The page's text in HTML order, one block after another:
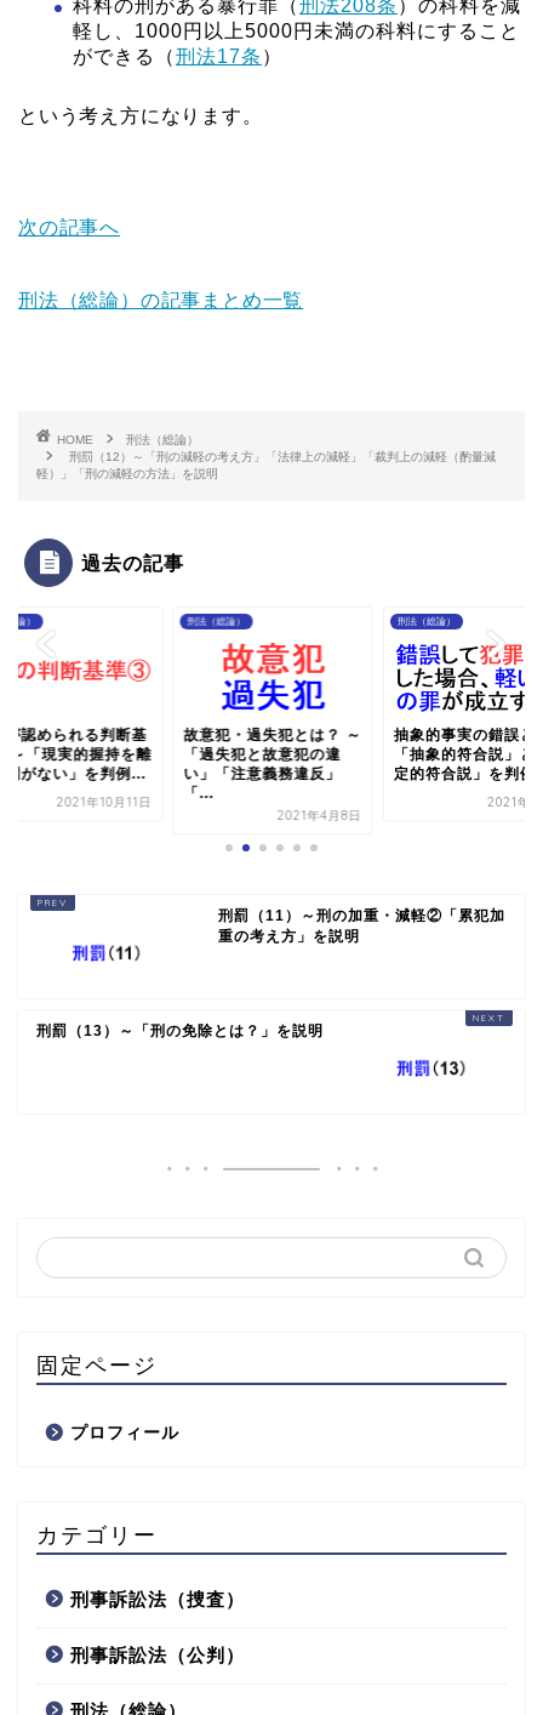
科料の刑がある暴行罪（刑法208条 ）の科料を減
軽し、1000円以上5000円未満の科料にすること
ができる（刑法17条 ）
という考え方になります。
次の記事へ
刑法（総論）の記事まとめ一覧
HOME
刑法（総論）
刑罰（12）～「刑の減軽の考え方」「法律上の減軽」「裁判上の減軽（酌量減
軽）」「刑の減軽の方法」を説明
過去の記事
総論）
が認められる判断基
～「現実的握持を離
間がない」を判例...
2021年10月11日
刑法（総論）
故意犯・過失犯とは？ ～
「過失犯と故意犯の違
い」「注意義務違反」
「...
2021年4月8日
刑法（総論）
抽象的事実の錯誤と
「抽象的符合説」と
定的符合説」を判例
2021年4
刑罰（11）～刑の加重・減軽②「累犯加
重の考え方」を説明
刑罰（13）～「刑の免除とは？」を説明
固定ページ
プロフィール
カテゴリー
刑事訴訟法（捜査）
刑事訴訟法（公判）
刑法（総論）